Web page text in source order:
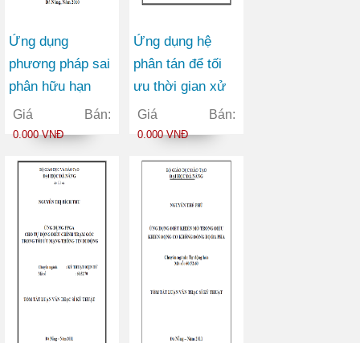
Ứng dụng
phương pháp sai
phân hữu hạn
tính toán nước
và trong đường
máy thủy điện
thượng Kon Tum
Giá Bán:
0.000 VNĐ
Ứng dụng hệ
phân tán để tối
ưu thời gian xử
lý cho máy tìm
kiếm
Giá Bán:
0.000 VNĐ